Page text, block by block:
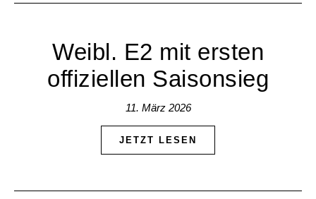
Weibl. E2 mit ersten
offiziellen Saisonsieg
11. März 2026
JETZT LESEN